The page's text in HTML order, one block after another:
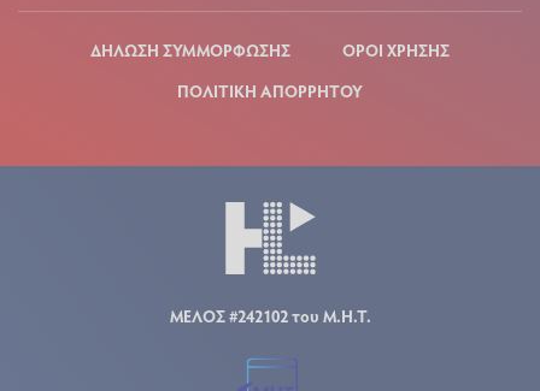
ΔΗΛΩΣΗ ΣΥΜΜΟΡΦΩΣΗΣ
ΟΡΟΙ ΧΡΗΣΗΣ
ΠΟΛΙΤΙΚΗ ΑΠΟΡΡΗΤΟΥ
ΜΕΛΟΣ #242102 του Μ.Η.Τ.